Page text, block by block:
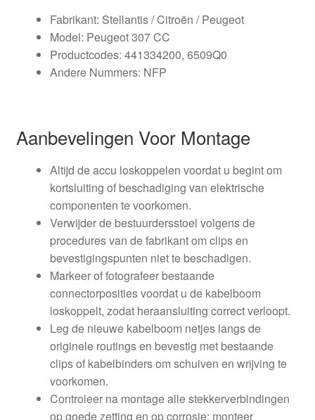
Fabrikant: Stellantis / Citroën / Peugeot
Model: Peugeot 307 CC
Productcodes: 441334200, 6509Q0
Andere Nummers: NFP
Aanbevelingen Voor Montage
Altijd de accu loskoppelen voordat u begint om
kortsluiting of beschadiging van elektrische
componenten te voorkomen.
Verwijder de bestuurdersstoel volgens de
procedures van de fabrikant om clips en
bevestigingspunten niet te beschadigen.
Markeer of fotografeer bestaande
connectorposities voordat u de kabelboom
loskoppelt, zodat heraansluiting correct verloopt.
Leg de nieuwe kabelboom netjes langs de
originele routings en bevestig met bestaande
clips of kabelbinders om schuiven en wrijving te
voorkomen.
Controleer na montage alle stekkerverbindingen
op goede zetting en op corrosie; monteer